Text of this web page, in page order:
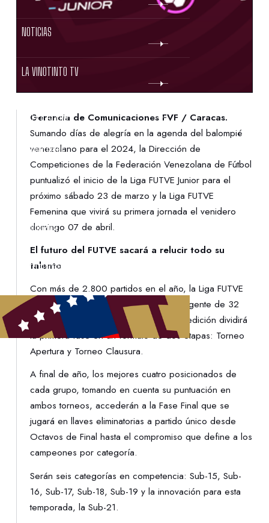
NOTICIAS
LA VINOTINTO TV
NOTIFICACIONES
NORMATIVAS
CONTACTO
DENUNCIAS
PROTECCIÓN DE LA INFANCIA
Gerencia de Comunicaciones FVF / Caracas.
Sumando días de alegría en la agenda del balompié
venezolano para el 2024, la Dirección de
Competiciones de la Federación Venezolana de Fútbol
puntualizó el inicio de la Liga FUTVE Junior para el
próximo sábado 23 de marzo y la Liga FUTVE
Femenina que vivirá su primera jornada el venidero
domingo 07 de abril.
El futuro del FUTVE sacará a relucir todo su
talento
Con más de 2.800 partidos en el año, la Liga FUTVE
Junior 2024 congregará al talento emergente de 32
canteras de nuestro fútbol. Esta nueva edición dividirá
la primera fase en un formato de dos etapas: Torneo
Apertura y Torneo Clausura.
A final de año, los mejores cuatro posicionados de
cada grupo, tomando en cuenta su puntuación en
ambos torneos, accederán a la Fase Final que se
jugará en llaves eliminatorias a partido único desde
Octavos de Final hasta el compromiso que define a los
campeones por categoría.
Serán seis categorías en competencia: Sub-15, Sub-
16, Sub-17, Sub-18, Sub-19 y la innovación para esta
temporada, la Sub-21.